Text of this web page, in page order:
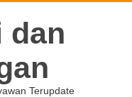
dan
Terupdate